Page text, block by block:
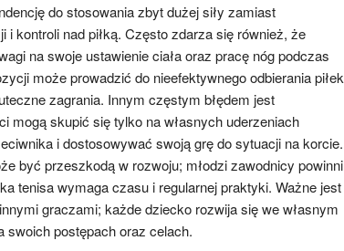
do stosowania zbyt dużej siły zamiast
i kontroli nad piłką. Często zdarza się również, że
na swoje ustawienie ciała oraz pracę nóg podczas
może prowadzić do nieefektywnego odbierania piłek
zagrania. Innym częstym błędem jest
mogą skupić się tylko na własnych uderzeniach
i dostosowywać swoją grę do sytuacji na korcie.
być przeszkodą w rozwoju; młodzi zawodnicy powinni
tenisa wymaga czasu i regularnej praktyki. Ważne jest
graczami; każde dziecko rozwija się we własnym
swoich postępach oraz celach.